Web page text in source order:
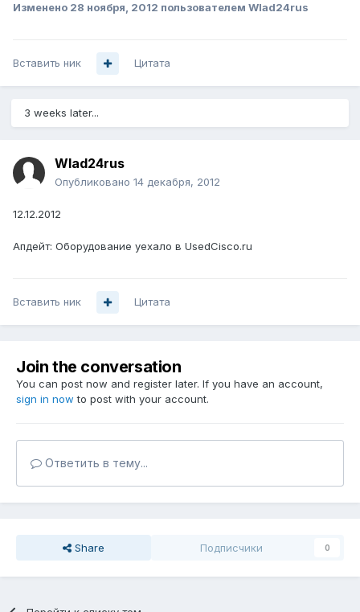
Изменено 28 ноября, 2012 пользователем Wlad24rus
Вставить ник Цитата
3 weeks later...
Wlad24rus
Опубликовано 14 декабря, 2012
12.12.2012
Апдейт: Оборудование уехало в UsedCisco.ru
Вставить ник Цитата
Join the conversation
You can post now and register later. If you have an account,
sign in now to post with your account.
Ответить в тему...
Share Подписчики 0